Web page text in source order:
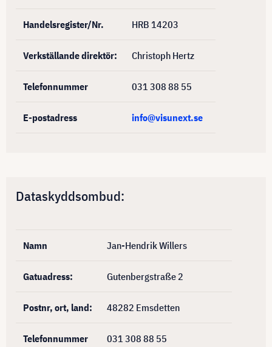
Handelsregister/Nr. HRB 14203
Verkställande direktör: Christoph Hertz
Telefonnummer 031 308 88 55
E-postadress info@visunext.se
Dataskyddsombud:
Namn Jan-Hendrik Willers
Gatuadress: Gutenbergstraße 2
Postnr, ort, land: 48282 Emsdetten
Telefonnummer 031 308 88 55